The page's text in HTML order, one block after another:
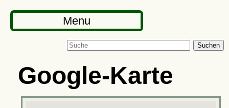
Menu
Suchen
Google-Karte